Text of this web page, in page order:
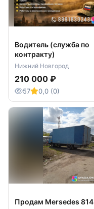
Водитель (служба по
контракту)
Нижний Новгород
210 000 ₽
57 0,0 (0)
Продам Mersedes 814